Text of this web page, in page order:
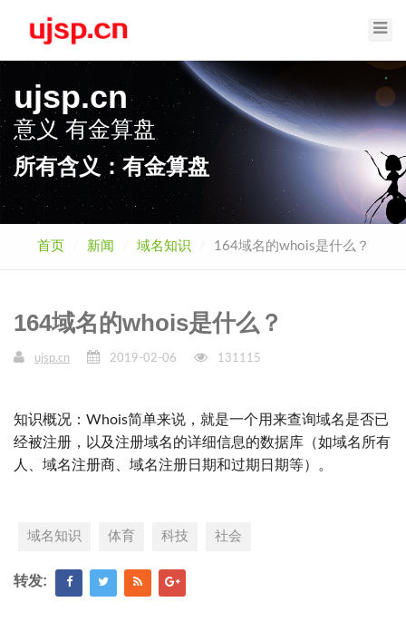
ujsp.cn
意义有金算盘
所有含义：有金算盘
首页 新闻 域名知识 164域名的whois是什么？
164域名的whois是什么？
ujsp.cn 2019-02-06 131115
知识概况：Whois简单来说，就是一个用来查询域名是否已
经被注册，以及注册域名的详细信息的数据库（如域名所有
人、域名注册商、域名注册日期和过期日期等）。
域名知识 体育 科技 社会
转发: